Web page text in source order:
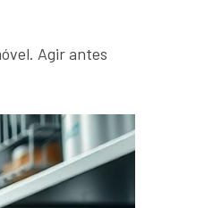
Agir antes